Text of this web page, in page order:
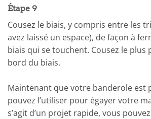
Étape 9
Cousez le biais, y compris entre les
avez laissé un espace), de façon à
biais qui se touchent. Cousez le plus
bord du biais.
Maintenant que votre banderole est
pouvez l’utiliser pour égayer votre
s’agit d’un projet rapide, vous